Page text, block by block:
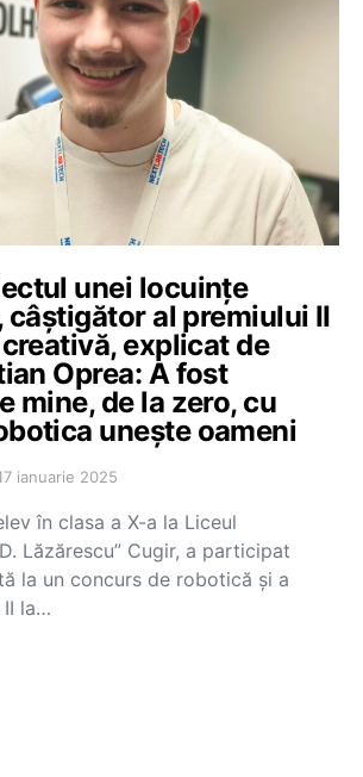
unei locuințe
câștigător al premiului II
explicat de
Oprea: A fost
mine, de la zero, cu
unește oameni
ianuarie 2025
în clasa a X-a la Liceul
Lăzărescu” Cugir, a participat
la un concurs de robotică și a
II la…